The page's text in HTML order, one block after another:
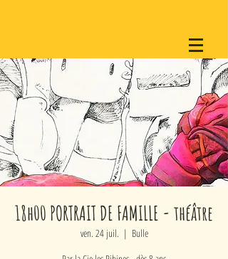
18h00 PORTRAIT DE FAMILLE - théâtre
ven. 24 juil.
  |
Bulle